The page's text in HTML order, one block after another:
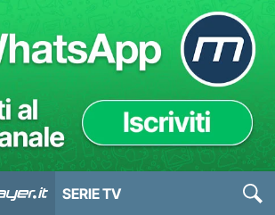
SERIE TV